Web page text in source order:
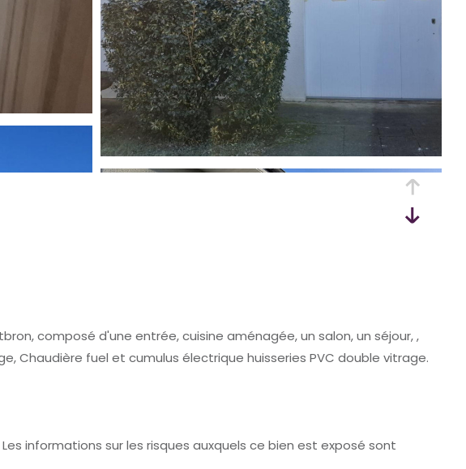
composé d'une entrée, cuisine aménagée, un salon, un séjour, ,
Chaudière fuel et cumulus électrique huisseries PVC double vitrage.
informations sur les risques auxquels ce bien est exposé sont